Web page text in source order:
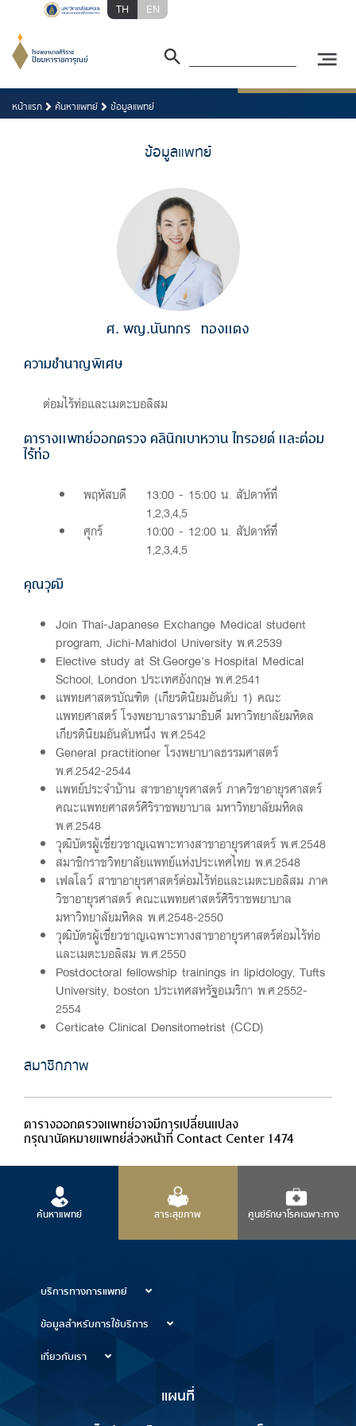
TH EN
หน้าแรก ค้นหาแพทย์ ข้อมูลแพทย์
ข้อมูลแพทย์
ศ. พญ.นันทกร ทองแตง
ความชำนาญพิเศษ
ต่อมไร้ท่อและเมตะบอลิสม
ตารางแพทย์ออกตรวจ คลินิกเบาหวาน ไทรอยด์ และต่อม
ไร้ท่อ
พฤหัสบดี
13:00 - 15:00 น. สัปดาห์ที่
1,2,3,4,5
ศุกร์
10:00 - 12:00 น. สัปดาห์ที่
1,2,3,4,5
คุณวุฒิ
Join Thai-Japanese Exchange Medical student
program, Jichi-Mahidol University พ.ศ.2539
Elective study at St.George's Hospital Medical
School, London ประเทศอังกฤษ พ.ศ.2541
แพทยศาสตรบัณฑิต (เกียรตินิยมอันดับ 1) คณะ
แพทยศาสตร์ โรงพยาบาลรามาธิบดี มหาวิทยาลัยมหิดล
เกียรตินิยมอันดับหนึ่ง พ.ศ.2542
General practitioner โรงพยาบาลธรรมศาสตร์
พ.ศ.2542-2544
แพทย์ประจำบ้าน สาขาอายุรศาสตร์ ภาควิชาอายุรศาสตร์
คณะแพทยศาสตร์ศิริราชพยาบาล มหาวิทยาลัยมหิดล
พ.ศ.2548
วุฒิบัตรผู้เชี่ยวชาญเฉพาะทางสาขาอายุรศาสตร์ พ.ศ.2548
สมาชิกราชวิทยาลัยแพทย์แห่งประเทศไทย พ.ศ.2548
เฟลโลว์ สาขาอายุรศาสตร์ต่อมไร้ท่อและเมตะบอลิสม ภาค
วิชาอายุรศาสตร์ คณะแพทยศาสตร์ศิริราชพยาบาล
มหาวิทยาลัยมหิดล พ.ศ.2548-2550
วุฒิบัตรผู้เชี่ยวชาญเฉพาะทางสาขาอายุรศาสตร์ต่อมไร้ท่อ
และเมตะบอลิสม พ.ศ.2550
Postdoctoral fellowship trainings in lipidology, Tufts
University, boston ประเทศสหรัฐอเมริกา พ.ศ.2552-
2554
Certificate Clinical Densitometrist (CCD)
สมาชิกภาพ
ตารางออกตรวจแพทย์อาจมีการเปลี่ยนแปลง
กรุณานัดหมายแพทย์ล่วงหน้าที่ Contact Center 1474
ค้นหาแพทย์ สาระสุขภาพ ศูนย์รักษาโรคเฉพาะทาง
บริการทางการแพทย์
ข้อมูลสำหรับการใช้บริการ
เกี่ยวกับเรา
แผนที่